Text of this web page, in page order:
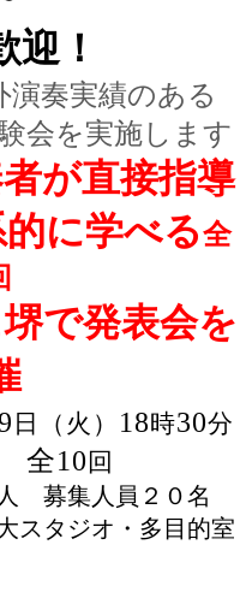
迎！
奏実績のある
会を実施します
が直接指導
に学べる全
で発表会を
日（火） 18時30分
全10 回
募集人員２０名
スタジオ・多目的室